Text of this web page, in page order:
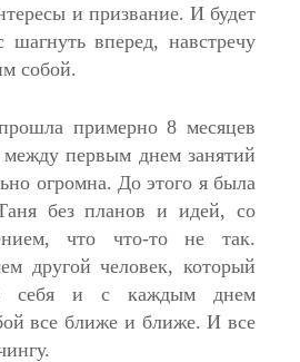
и призвание. И будет
шагнуть вперед, навстречу
собой.
примерно 8 месяцев
первым днем занятий
огромна. До этого я была
без планов и идей, со
что что-то не так.
другой человек, который
себя и с каждым днем
все ближе и ближе. И все